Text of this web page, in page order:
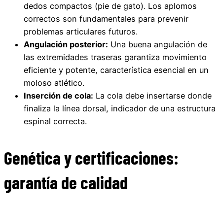
dedos compactos (pie de gato). Los aplomos
correctos son fundamentales para prevenir
problemas articulares futuros.
Angulación posterior: Una buena angulación de
las extremidades traseras garantiza movimiento
eficiente y potente, característica esencial en un
moloso atlético.
Inserción de cola: La cola debe insertarse donde
finaliza la línea dorsal, indicador de una estructura
espinal correcta.
Genética y certificaciones:
garantía de calidad